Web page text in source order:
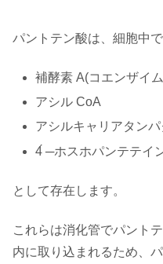
パントテン酸は、細胞中
補酵素 A(コエンザイ
アシル CoA
アシルキャリアタン
4́ ─ホスホパンテテイ
として存在します。
これらは消化管でパント
内に取り込まれるため、